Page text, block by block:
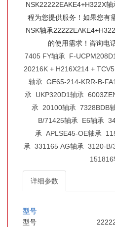
NSK22222EAKE4+H322X
程为您提供服务！如果您有
NSK轴承
的使用需求！咨询电
7405 FY轴承 F-
20216K + H216X214 +
轴承 GE65-214-KRR-B-
承 UKP320D1轴承
承 20100轴承 7328BDB
B/71425轴承 E6轴承
承 APLSE45-OE轴承
承 331165 AG轴承 3120-B/
151816
详细参数
型号
型号